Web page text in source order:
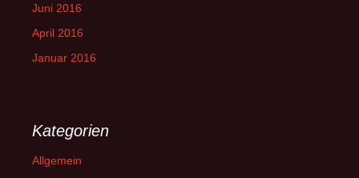
Juni 2016
April 2016
Januar 2016
Kategorien
Allgemein